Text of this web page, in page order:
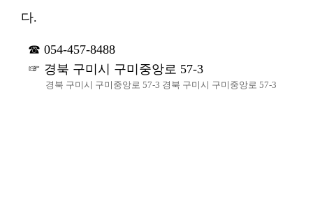
다.
054-457-8488
경북 구미시 구미중앙로 57-3
경북 구미시 구미중앙로 57-3 경북 구미시 구미중앙로 57-3